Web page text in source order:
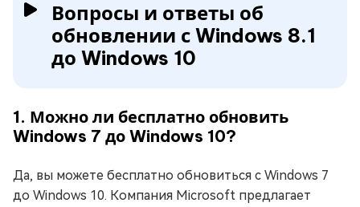
Вопросы и ответы об
обновлении с Windows 8.1
до Windows 10
1. Можно ли бесплатно обновить
Windows 7 до Windows 10?
Да, вы можете бесплатно обновиться с Windows 7
до Windows 10. Компания Microsoft предлагает